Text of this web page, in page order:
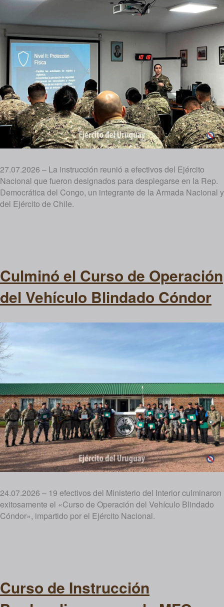
27.07.2026 – La instrucción reunió a efectivos del Ejército
Nacional que fueron designados para desplegarse en la Rep.
Democrática del Congo, un integrante de la Armada Nacional y
del Ejército de Chile.
Culminó el Curso de Operación
del Vehículo Blindado Cóndor
24.07.2026 – 19 efectivos del Ministerio del Interior culminaron
exitosamente el «Curso de Operación del Vehículo Blindado
Cóndor», impartido por el Ejército Nacional.
Curso de Instrucción